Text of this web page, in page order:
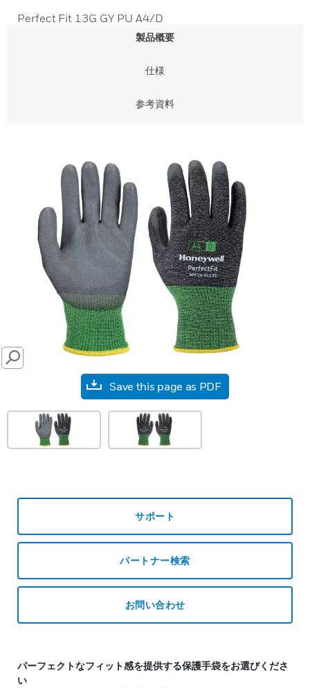
Perfect Fit 13G GY PU A4/D
製品概要
仕様
参考資料
SEARCH
Save this page as PDF
サポート
パートナー検索
お問い合わせ
パーフェクトなフィット感を提供する保護手袋をお選びくださ
い